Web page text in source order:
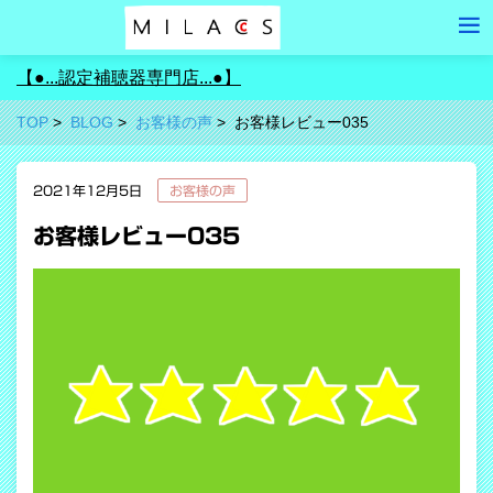
【●...認定補聴器専門店...●】
TOP BLOG お客様の声 お客様レビュー035
2021年12月5日 お客様の声
お客様レビュー035